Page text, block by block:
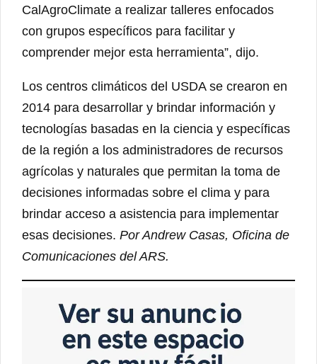
CalAgroClimate a realizar talleres enfocados
con grupos específicos para facilitar y
comprender mejor esta herramienta”, dijo.
Los centros climáticos del USDA se crearon en
2014 para desarrollar y brindar información y
tecnologías basadas en la ciencia y específicas
de la región a los administradores de recursos
agrícolas y naturales que permitan la toma de
decisiones informadas sobre el clima y para
brindar acceso a asistencia para implementar
esas decisiones. Por Andrew Casas, Oficina de
Comunicaciones del ARS.